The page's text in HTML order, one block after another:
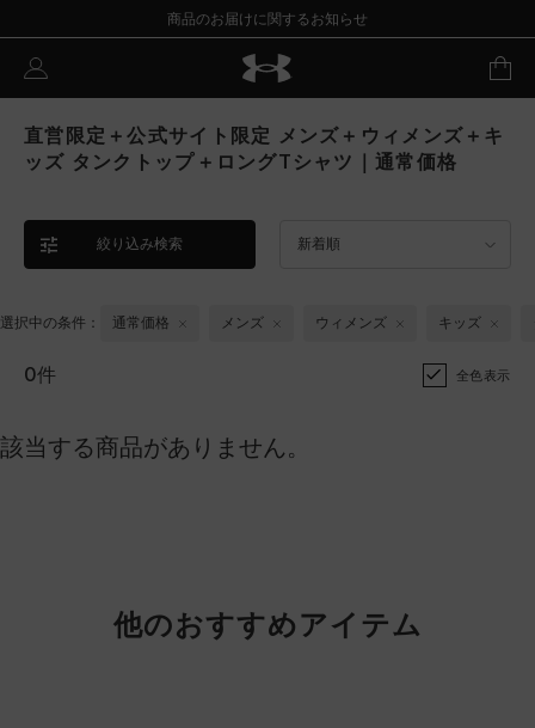
商品のお届けに関するお知らせ
直営限定＋公式サイト限定 メンズ＋ウィメンズ＋キ
ッズ タンクトップ＋ロングTシャツ｜通常価格
絞り込み検索 新着順
選択中の条件： 通常価格 メンズ ウィメンズ キッズ
0件 全色表示
該当する商品がありません。
他のおすすめアイテム